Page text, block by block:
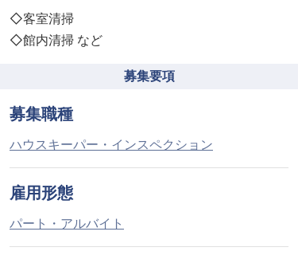
◇客室清掃
◇館内清掃 など
募集要項
募集職種
ハウスキーパー・インスペクション
雇用形態
パート・アルバイト